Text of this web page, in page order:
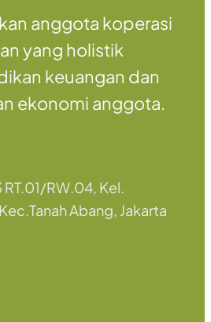
anggota koperasi
yang holistik
keuangan dan
ekonomi anggota.
RT.01/RW.04, Kel.
Abang, Jakarta